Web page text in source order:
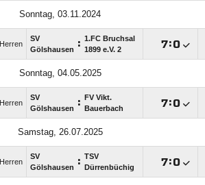
Sonntag, 03.11.2024
Herren
SV
Gölshausen : 1.FC Bruchsal
1899 e.V. 2
:
Sonntag, 04.05.2025
Herren
SV
Gölshausen :
FV Vikt.
Bauerbach
:
Samstag, 26.07.2025
Herren
SV
Gölshausen : TSV
Dürrenbüchig
: